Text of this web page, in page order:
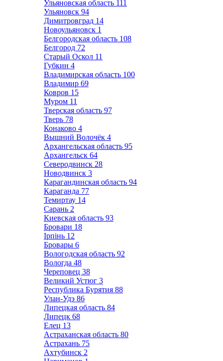
Ульяновская область 111
Ульяновск 94
Димитровград 14
Новоульяновск 1
Белгородская область 108
Белгород 72
Старый Оскол 11
Губкин 4
Владимирская область 100
Владимир 69
Ковров 15
Муром 11
Тверская область 97
Тверь 78
Конаково 4
Вышний Волочёк 4
Архангельская область 95
Архангельск 64
Северодвинск 28
Новодвинск 3
Карагандинская область 94
Караганда 77
Темиртау 14
Сарань 2
Киевская область 93
Бровари 18
Ірпінь 12
Бровары 6
Вологодская область 92
Вологда 48
Череповец 38
Великий Устюг 3
Республика Бурятия 88
Улан-Удэ 86
Липецкая область 84
Липецк 68
Елец 13
Астраханская область 80
Астрахань 75
Ахтубинск 2